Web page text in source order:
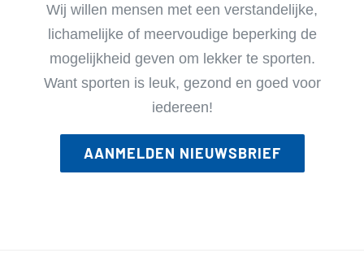
Wij willen mensen met een verstandelijke,
lichamelijke of meervoudige beperking de
mogelijkheid geven om lekker te sporten.
Want sporten is leuk, gezond en goed voor
iedereen!
AANMELDEN NIEUWSBRIEF